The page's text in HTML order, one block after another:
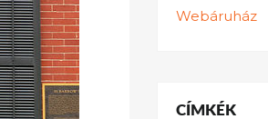
Webáruház
CÍMKÉK